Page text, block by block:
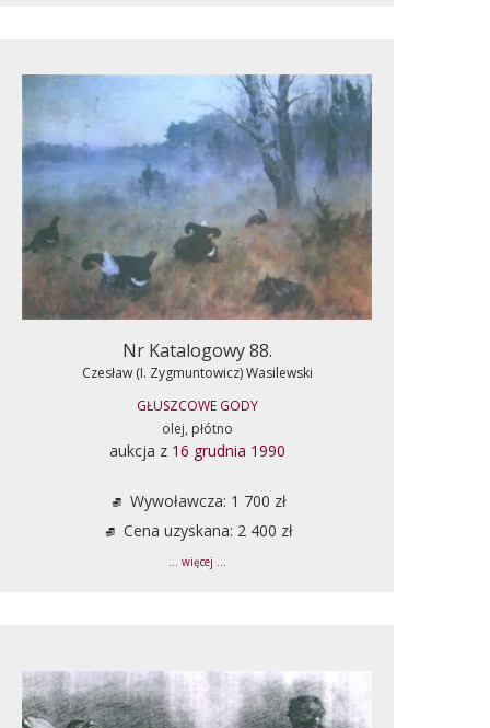
Nr Katalogowy 88.
Czesław (I. Zygmuntowicz) Wasilewski
GŁUSZCOWE GODY
olej, płótno
aukcja z 16 grudnia 1990
Wywoławcza: 1 700 zł
Cena uzyskana: 2 400 zł
... więcej ...